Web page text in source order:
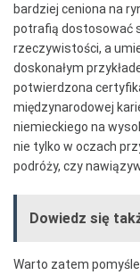
bardziej ceniona na
potrafią dostosować
rzeczywistości, a
doskonałym
potwierdzona
międzynarodowej
niemieckiego na
nie tylko w oczach
podróży, czy
Dowiedz się
Warto zatem